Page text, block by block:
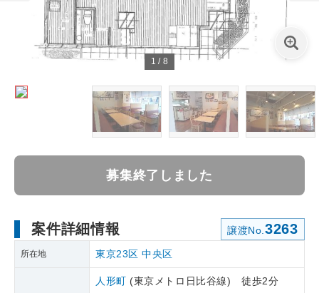
1 / 8
募集終了しました
案件詳細情報 譲渡No. 3263
所在地 東京23区 中央区
人形町 (東京メトロ日比谷線) 徒歩2分